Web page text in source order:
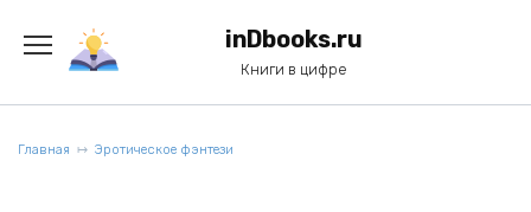
содержанию
inDbooks.ru
Книги в цифре
Главная Эротическое фэнтези